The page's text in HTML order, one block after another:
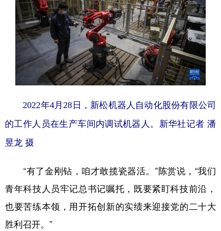
2022年4月28日，新松机器人自动化股份有限公司
的工作人员在生产车间内调试机器人。新华社记者 潘
昱龙 摄
“有了金刚钻，咱才敢揽瓷器活。”陈赏说，“我们
青年科技人员牢记总书记嘱托，既要紧盯科技前沿，
也要苦练本领，用开拓创新的实绩来迎接党的二十大
胜利召开。”